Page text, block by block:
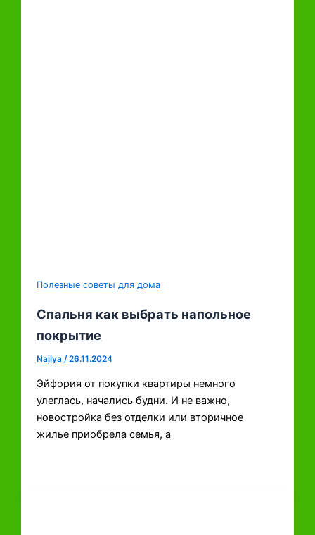
Полезные советы для дома
Спальня как выбрать напольное
покрытие
Najlya /26.11.2024
Эйфория от покупки квартиры немного
улеглась, начались будни. И не важно,
новостройка без отделки или вторичное
жилье приобрела семья, а